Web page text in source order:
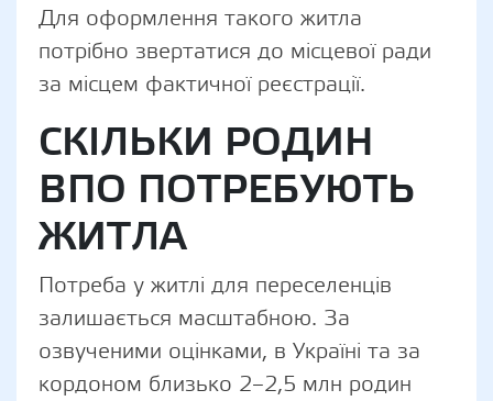
Для оформлення такого житла
потрібно звертатися до місцевої ради
за місцем фактичної реєстрації.
СКІЛЬКИ РОДИН
ВПО ПОТРЕБУЮТЬ
ЖИТЛА
Потреба у житлі для переселенців
залишається масштабною. За
озвученими оцінками, в Україні та за
кордоном близько 2–2,5 млн родин